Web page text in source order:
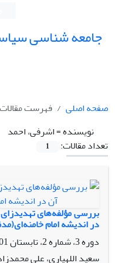
جامعه شناسی
صفحه اصلی
فهرست مقالات
نویسنده =اشرفی، احمد
تعداد مقالات:
1
بررسی مؤلفه‌های
در اندیشه امام
دوره 3، شماره 2، تابستان 1401، صفحه
سعید اللهیاری، علی